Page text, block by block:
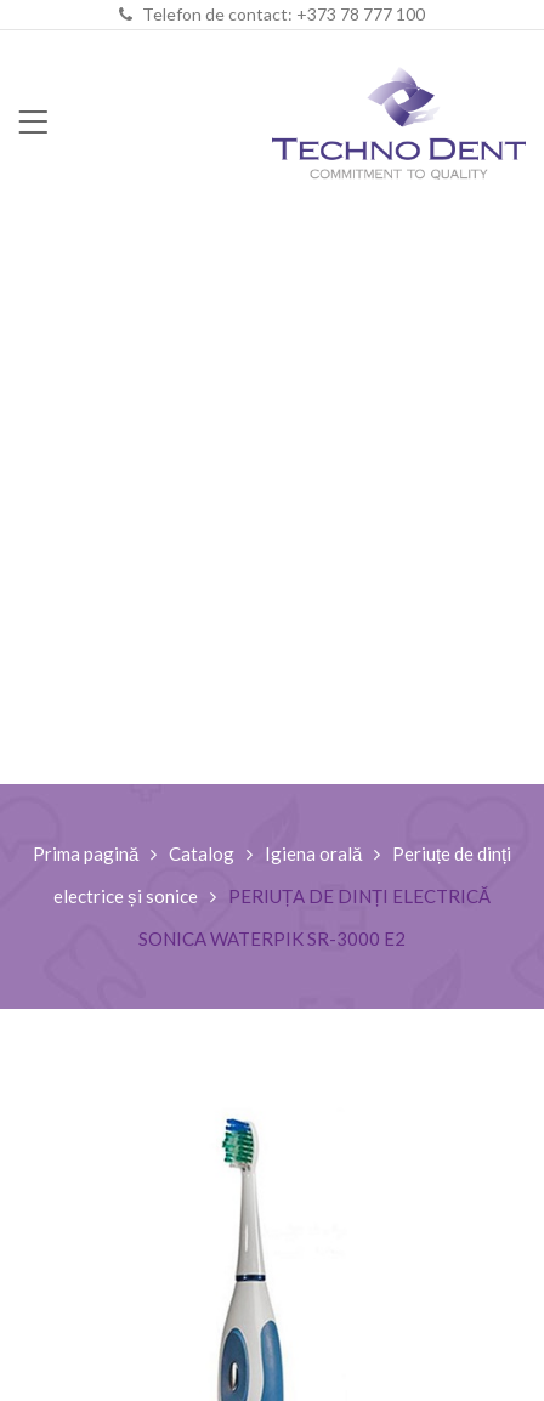
Telefon de contact: +373 78 777 100
Prima pagină Catalog Igiena orală
Periuțe de dinți
electrice și sonice
PERIUȚA DE DINȚI ELECTRICĂ
SONICA WATERPIK SR-3000 E2